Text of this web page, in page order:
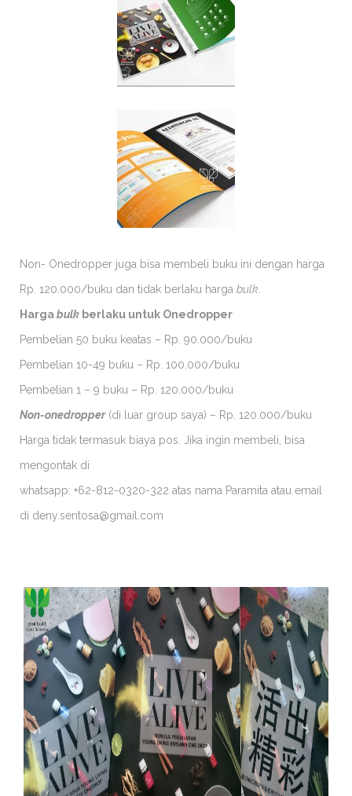
Non- Onedropper juga bisa membeli buku ini dengan harga
Rp. 120.000/buku dan tidak berlaku harga bulk
Hargabulk berlaku untuk Onedropper
Pembelian 50 buku keatas – Rp. 90.000/buku
Pembelian 10-49 buku – Rp. 100.000/buku
Pembelian 1 – 9 buku – Rp. 120.000/buku
Non-onedropper(di luar group saya) – Rp. 120.000/buku
Harga tidak termasuk biaya pos. Jika ingin membeli, bisa
mengontak di
whatsapp: +62-812-0320-322 atas nama Paramita atau email
di deny.sentosa@gmail.com